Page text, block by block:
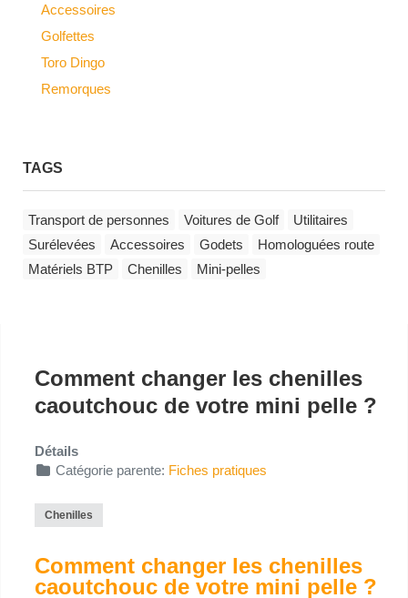
Comment changer les chenilles
caoutchouc de votre mini pelle ?
Détails
Catégorie parente: Fiches pratiques
Chenilles
Comment changer les chenilles
caoutchouc de votre mini pelle ?
Accessoires
Golfettes
Toro Dingo
Remorques
TAGS
Transport de personnes Voitures de Golf
Utilitaires
Surélevées
Accessoires Godets
Homologuées route
Matériels BTP
Chenilles Mini-pelles